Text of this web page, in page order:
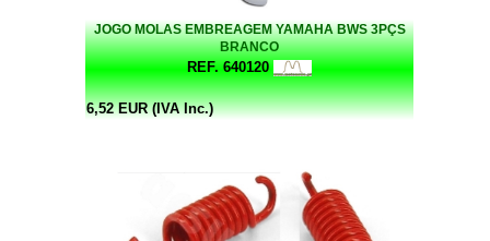
JOGO MOLAS EMBREAGEM YAMAHA BWS 3PÇS
BRANCO
REF. 640120
6,52 EUR (IVA Inc.)